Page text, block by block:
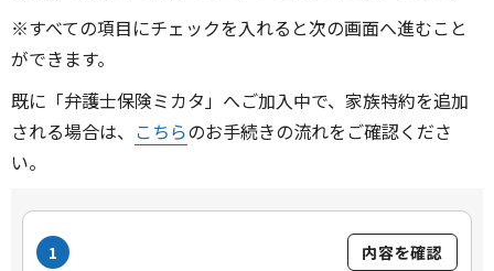
※すべての項目にチェックを入れると次の画面へ進むこと
ができます。
既に「弁護士保険ミカタ」へご加入中で、家族特約を追加
される場合は、 こちらのお手続きの流れをご確認くださ
い。
1 内容を確認